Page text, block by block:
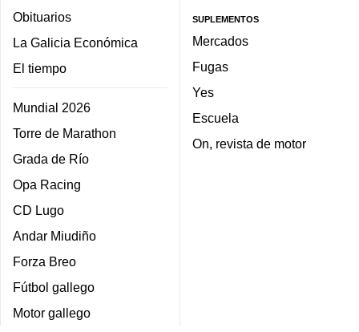
Obituarios
La Galicia Económica
El tiempo
Mundial 2026
Torre de Marathon
Grada de Río
Opa Racing
CD Lugo
Andar Miudiño
Forza Breo
Fútbol gallego
Motor gallego
SUPLEMENTOS
Mercados
Fugas
Yes
Escuela
On, revista de motor